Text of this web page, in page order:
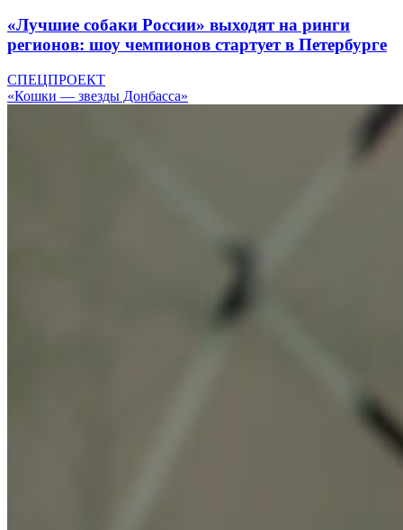
«Лучшие собаки России» выходят на ринги
регионов: шоу чемпионов стартует в Петербурге
СПЕЦПРОЕКТ
«Кошки — звезды Донбасса»